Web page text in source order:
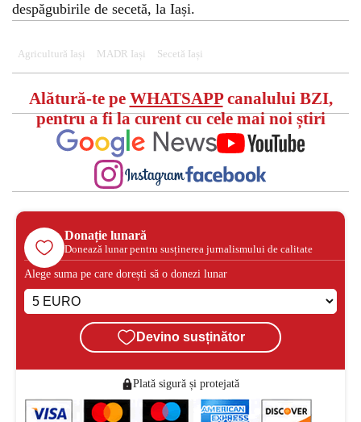
despăgubirile de secetă, la Iași.
Agricultură Iași MADR Iași Secetă Iași
Alătură-te pe WHATSAPPcanalului BZI,
pentru a fi la curent cu cele mai noi știri
Donație lunară
Donează lunar pentru susținerea jurnalismului de calitate
Alege suma pe care dorești să o donezi lunar
Devino susținător
Plată sigură și protejată